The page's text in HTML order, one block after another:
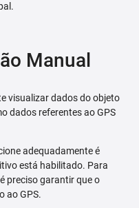
Manual
visualizar dados do objeto
dados referentes ao GPS
adequadamente é
está habilitado. Para
preciso garantir que o
ao GPS.